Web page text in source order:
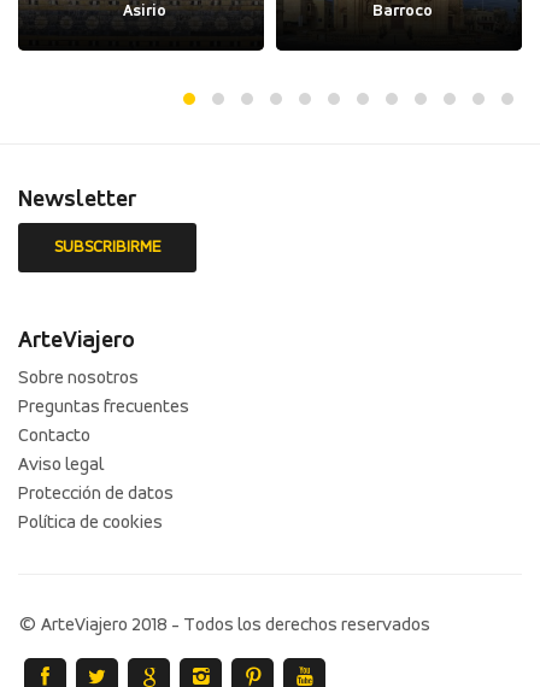
Asirio Barroco
Newsletter
ArteViajero
Sobre nosotros
Preguntas frecuentes
Contacto
Aviso legal
Protección de datos
Política de cookies
© ArteViajero 2018 - Todos los derechos reservados